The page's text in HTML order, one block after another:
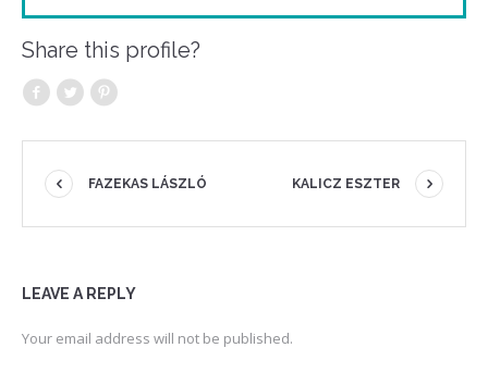
Share this profile?
FAZEKAS LÁSZLÓ KALICZ ESZTER
LEAVE A REPLY
Your email address will not be published.